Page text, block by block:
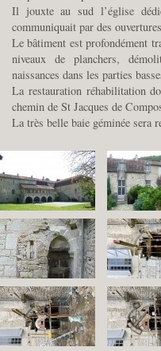
Il jouxte au sud l’église
communiquait par des
Le bâtiment est profondément
niveaux de planchers,
naissances dans les parties
La restauration réhabilitation
chemin de St Jacques de
La très belle baie géminée sera